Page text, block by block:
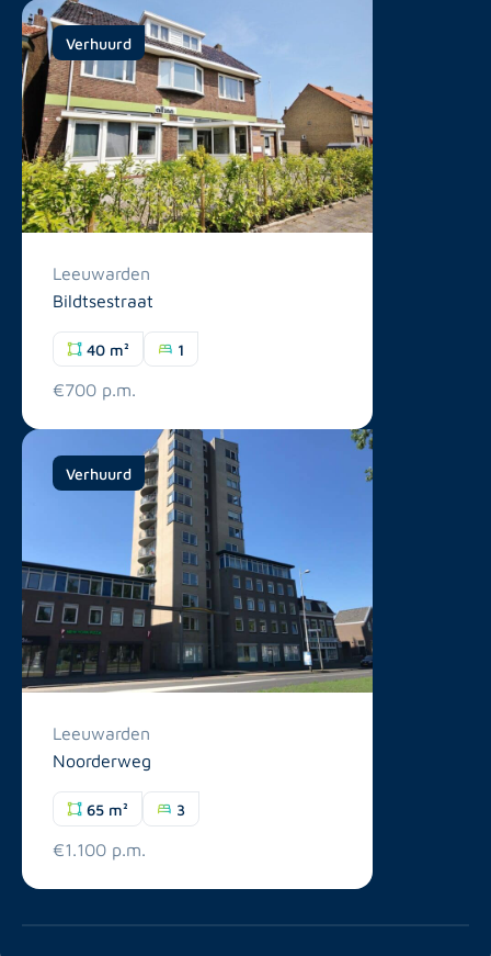
Verhuurd
Leeuwarden
Bildtsestraat
40 m² 1
€700 p.m.
Verhuurd
Leeuwarden
Noorderweg
65 m² 3
€1.100 p.m.